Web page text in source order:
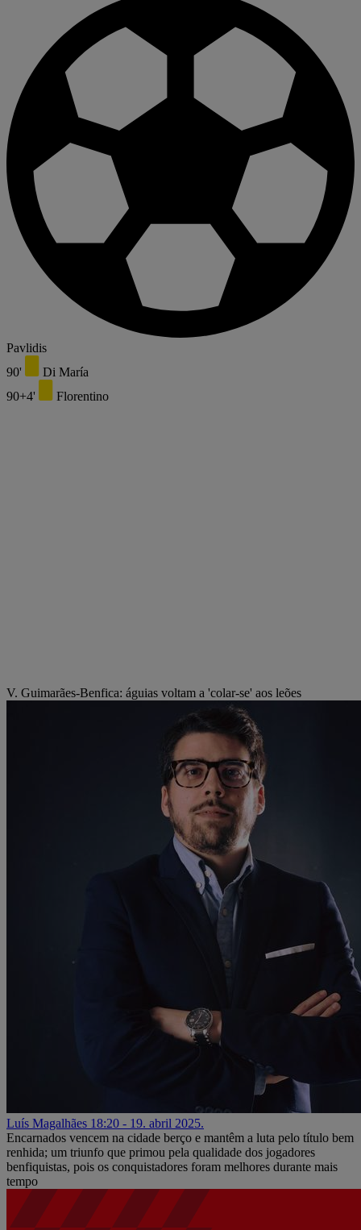
Pavlidis
90'
Di María
90+4'
Florentino
V. Guimarães-Benfica: águias voltam a 'colar-se' aos leões
Luís Magalhães 18:20 - 19. abril 2025.
Encarnados vencem na cidade berço e mantêm a luta pelo título bem
renhida; um triunfo que primou pela qualidade dos jogadores
benfiquistas, pois os conquistadores foram melhores durante mais
tempo